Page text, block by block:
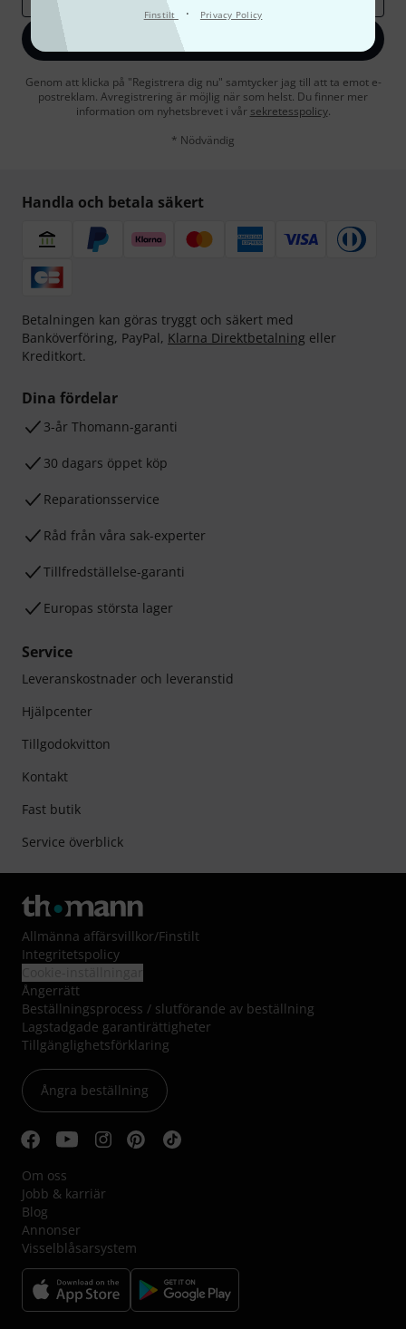
Finstilt · Privacy Policy
Registrera dig nu
Genom att klicka på "Registrera dig nu" samtycker jag till att ta emot e-
postreklam. Avregistrering är möjlig när som helst. Du finner mer
information om nyhetsbrevet i vår sekretesspolicy.
* Nödvändig
Handla och betala säkert
Betalningen kan göras tryggt och säkert med
Banköverföring, PayPal, Klarna Direktbetalning eller
Kreditkort.
Dina fördelar
3-år Thomann-garanti
30 dagars öppet köp
Reparationsservice
Råd från våra sak-experter
Tillfredställelse-garanti
Europas största lager
Service
Leveranskostnader och leveranstid
Hjälpcenter
Tillgodokvitton
Kontakt
Fast butik
Service överblick
Allmänna affärsvillkor/Finstilt
Integritetspolicy
Ångerrätt
Beställningsprocess / slutförande av beställning
Lagstadgade garantirättigheter
Tillgänglighetsförklaring
Ångra beställning
Om oss
Jobb & karriär
Blog
Annonser
Visselblåsarsystem